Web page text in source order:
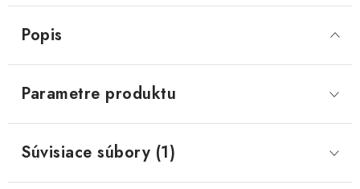
Popis
Parametre produktu
Súvisiace súbory (1)